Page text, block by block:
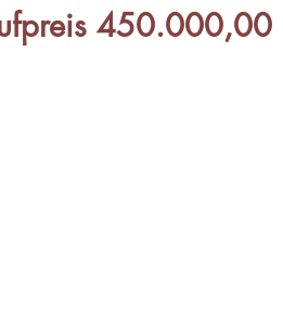
450.000,00